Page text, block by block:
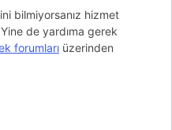
bilmiyorsanız hizmet
de yardıma gerek
forumları üzerinden